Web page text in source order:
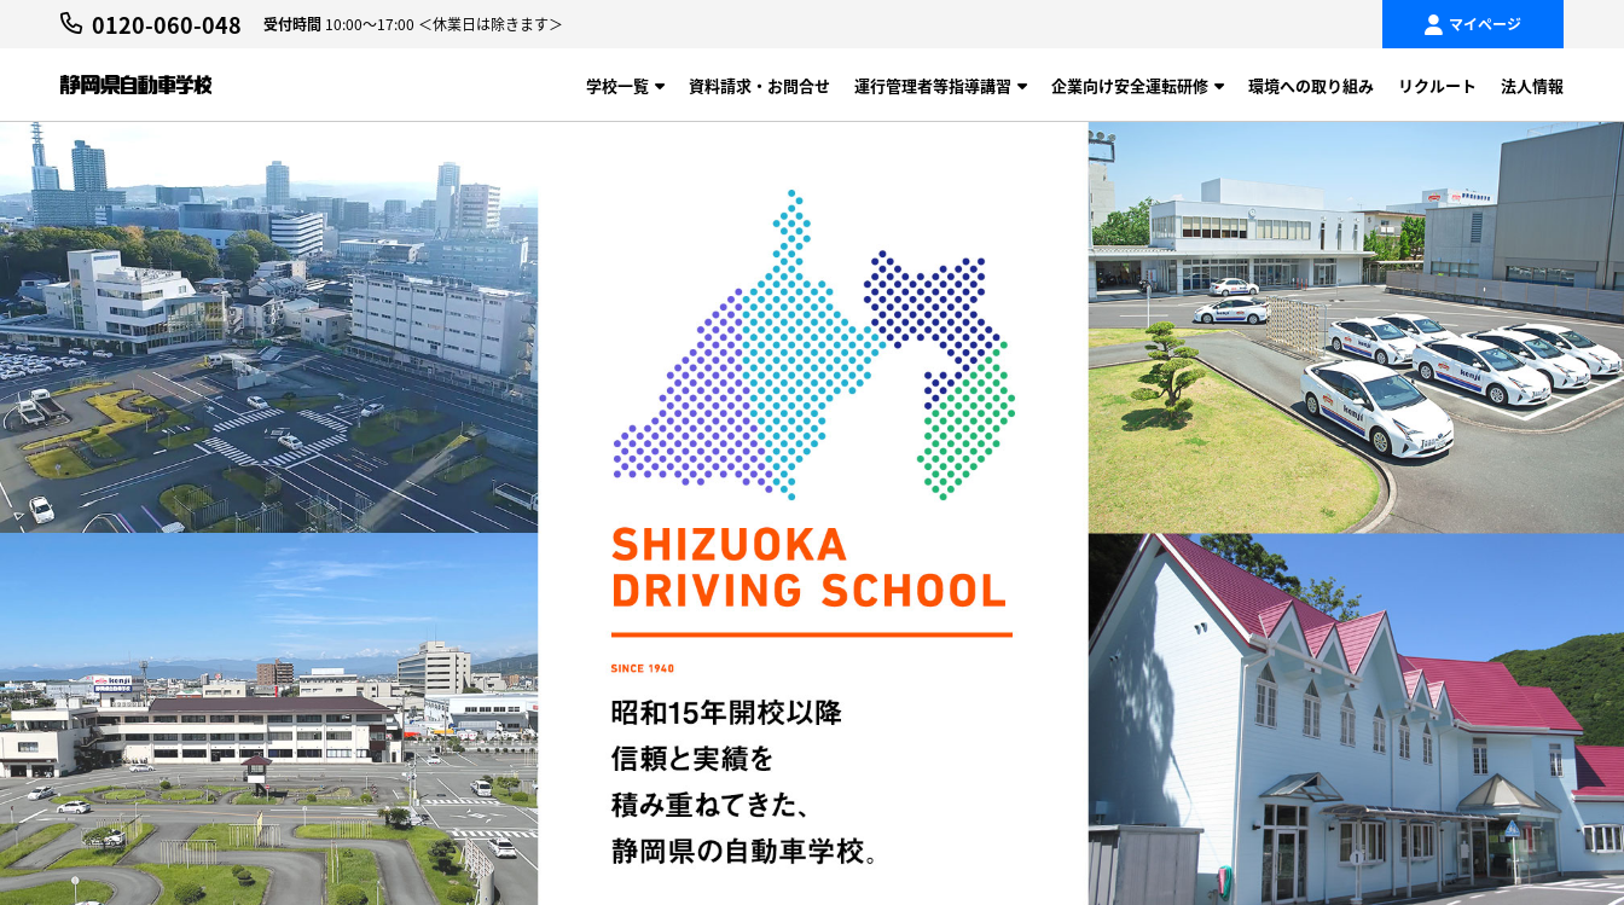
0120-060-048 受付時間 10:00～17:00 ＜休業日は除きます＞ マイページ
学校一覧 資料請求・お問合せ 運行管理者等指導講習 企業向け安全運転研修 環境への取り組み リクルート 法人情報